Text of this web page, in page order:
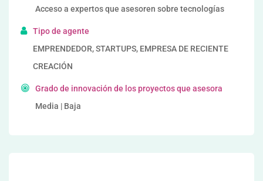
Acceso a expertos que asesoren sobre tecnologías
Tipo de agente
EMPRENDEDOR, STARTUPS, EMPRESA DE RECIENTE
CREACIÓN
Grado de innovación de los proyectos que asesora
Media | Baja